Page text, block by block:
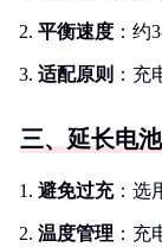
平衡速度 ：约
适配原则 ：充
三、延长电
避免过充：选
温度管理 ：